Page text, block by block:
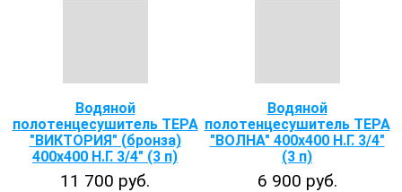
Водяной
полотенцесушитель ТЕРА
"ВИКТОРИЯ" (бронза)
400х400 Н.Г. 3/4" (3 п)
11 700 руб.
Водяной
полотенцесушитель ТЕРА
"ВОЛНА" 400х400 Н.Г. 3/4"
(3 п)
6 900 руб.